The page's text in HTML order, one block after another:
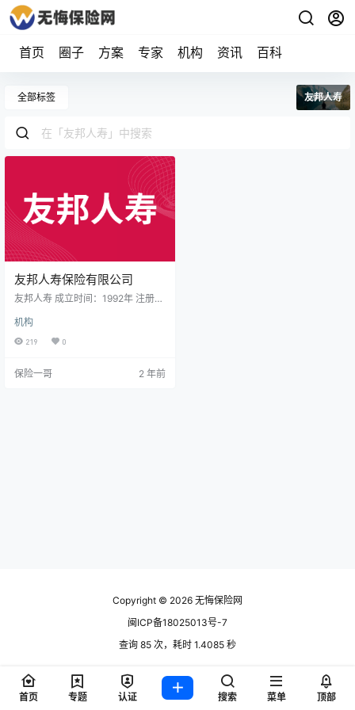
首页 圈子 方案 专家 机构 资讯 百科
全部标签 友邦人寿
友邦人寿保险有限公司
友邦人寿 成立时间：1992年 注册资
8 公司地址：上海市黄浦区中山东一
路17号友邦大厦3-8楼 公司简介 友
公司，注册资本金为人民币37亿77
机构
219 0
保险一哥 2 年前
Copyright © 2026 无悔保险网
闽ICP备18025013号-7
查询 85 次，耗时 1.4085 秒
首页 专题 认证 搜索 菜单 顶部